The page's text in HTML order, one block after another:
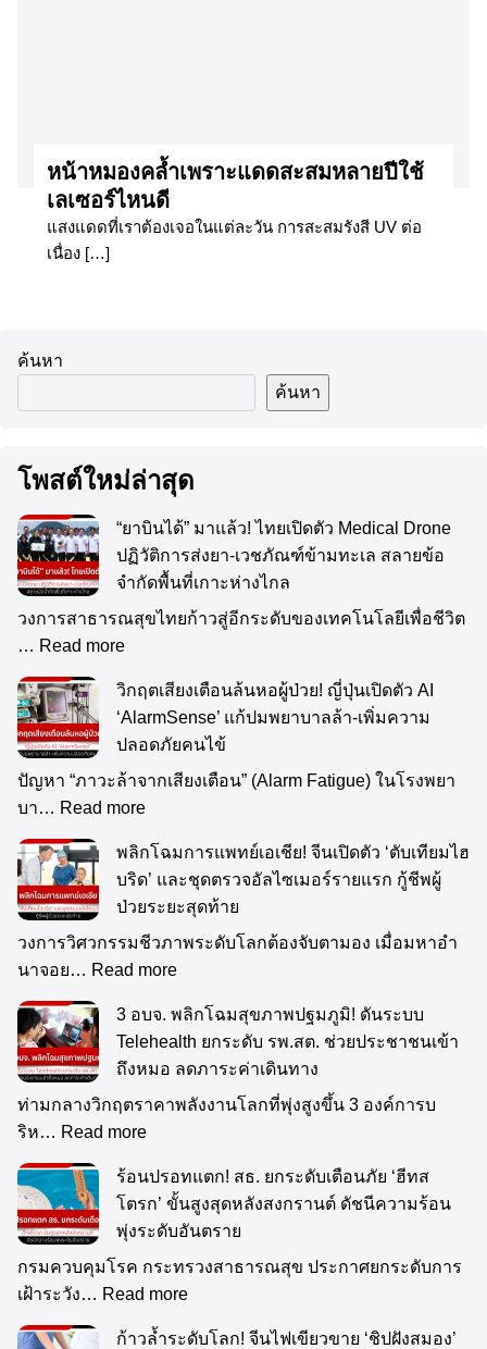
หน้าหมองคล้ำเพราะแดดสะสมหลายปีใช้
เลเซอร์ไหนดี
แสงแดดที่เราต้องเจอในแต่ละวัน การสะสมรังสี UV ต่อ
เนื่อง […]
ค้นหา
ค้นหา
โพสต์ใหม่ล่าสุด
“ยาบินได้” มาแล้ว! ไทยเปิดตัว Medical Drone
ปฏิวัติการส่งยา-เวชภัณฑ์ข้ามทะเล สลายข้อ
จำกัดพื้นที่เกาะห่างไกล
วงการสาธารณสุขไทยก้าวสู่อีกระดับของเทคโนโลยีเพื่อชีวิต
… Read more
วิกฤตเสียงเตือนล้นหอผู้ป่วย! ญี่ปุ่นเปิดตัว AI
‘AlarmSense’ แก้ปมพยาบาลล้า-เพิ่มความ
ปลอดภัยคนไข้
ปัญหา “ภาวะล้าจากเสียงเตือน” (Alarm Fatigue) ในโรงพยา
บา… Read more
พลิกโฉมการแพทย์เอเชีย! จีนเปิดตัว ‘ตับเทียมไฮ
บริด’ และชุดตรวจอัลไซเมอร์รายแรก กู้ชีพผู้
ป่วยระยะสุดท้าย
วงการวิศวกรรมชีวภาพระดับโลกต้องจับตามอง เมื่อมหาอำ
นาจอย… Read more
3 อบจ. พลิกโฉมสุขภาพปฐมภูมิ! ดันระบบ
Telehealth ยกระดับ รพ.สต. ช่วยประชาชนเข้า
ถึงหมอ ลดภาระค่าเดินทาง
ท่ามกลางวิกฤตราคาพลังงานโลกที่พุ่งสูงขึ้น 3 องค์การบ
ริห… Read more
ร้อนปรอทแตก! สธ. ยกระดับเตือนภัย ‘ฮีทส
โตรก’ ขั้นสูงสุดหลังสงกรานต์ ดัชนีความร้อน
พุ่งระดับอันตราย
กรมควบคุมโรค กระทรวงสาธารณสุข ประกาศยกระดับการ
เฝ้าระวัง… Read more
ก้าวล้ำระดับโลก! จีนไฟเขียวขาย ‘ชิปฝังสมอง’